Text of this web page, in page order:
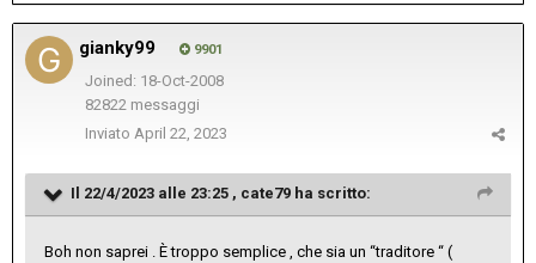
gianky99 9901
Joined: 18-Oct-2008
82822 messaggi
Inviato April 22, 2023
Il 22/4/2023 alle 23:25 , cate79 ha scritto:
Boh non saprei . È troppo semplice , che sia un “traditore “ (